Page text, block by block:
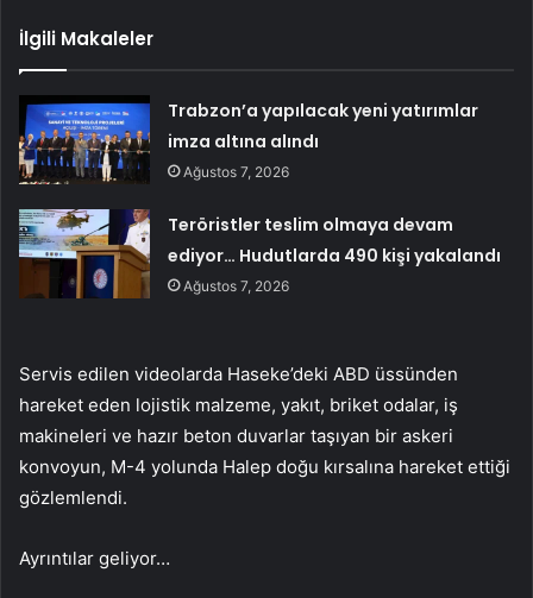
İlgili Makaleler
Trabzon’a yapılacak yeni yatırımlar
imza altına alındı
Ağustos 7, 2026
Teröristler teslim olmaya devam
ediyor… Hudutlarda 490 kişi yakalandı
Ağustos 7, 2026
Servis edilen videolarda Haseke’deki ABD üssünden
hareket eden lojistik malzeme, yakıt, briket odalar, iş
makineleri ve hazır beton duvarlar taşıyan bir askeri
konvoyun, M-4 yolunda Halep doğu kırsalına hareket ettiği
gözlemlendi.
Ayrıntılar geliyor…